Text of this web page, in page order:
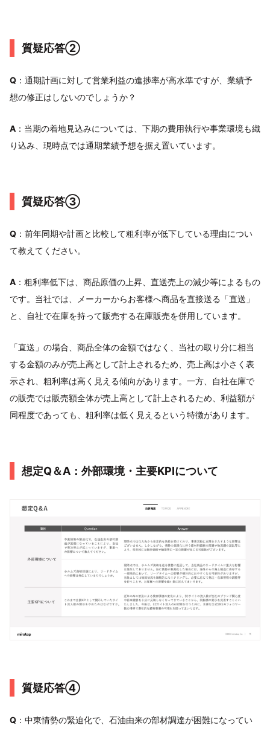
質疑応答②
Q ：通期計画に対して営業利益の進捗率が高水準ですが、業績予
想の修正はしないのでしょうか？
A ：当期の着地見込みについては、下期の費用執行や事業環境も織
り込み、現時点では通期業績予想を据え置いています。
質疑応答③
Q ：前年同期や計画と比較して粗利率が低下している理由につい
て教えてください。
A ：粗利率低下は、商品原価の上昇、直送売上の減少等によるもの
です。当社では、メーカーからお客様へ商品を直接送る「直送」
と、自社で在庫を持って販売する在庫販売を併用しています。
「直送」の場合、商品全体の金額ではなく、当社の取り分に相当
する金額のみが売上高として計上されるため、売上高は小さく表
示され、粗利率は高く見える傾向があります。一方、自社在庫で
の販売では販売額全体が売上高として計上されるため、利益額が
同程度であっても、粗利率は低く見えるという特徴があります。
想定Q＆A：外部環境・主要KPIについて
質疑応答④
Q ：中東情勢の緊迫化で、石油由来の部材調達が困難になってい